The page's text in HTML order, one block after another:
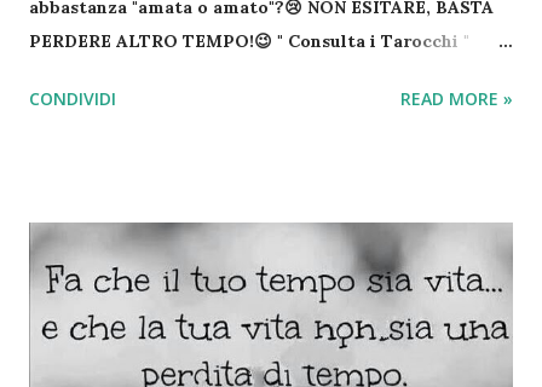
abbastanza "amata o amato"?😢 NON ESITARE, BASTA
PERDERE ALTRO TEMPO!😉 " Consulta i Tarocchi "
1,99€ IVA COMPRESA!😉 "Aggiungi in rubrica e cerca
Cartomante su whatsapp " ANONIMO DISCRETO E
RISERVATO " Per te che leggi questo post ❤ " Una
domanda alle carte gratis "
CONDIVIDI READ MORE »